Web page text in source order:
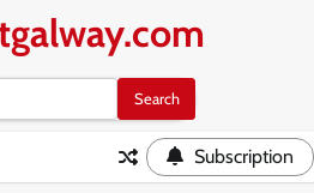
Subscription